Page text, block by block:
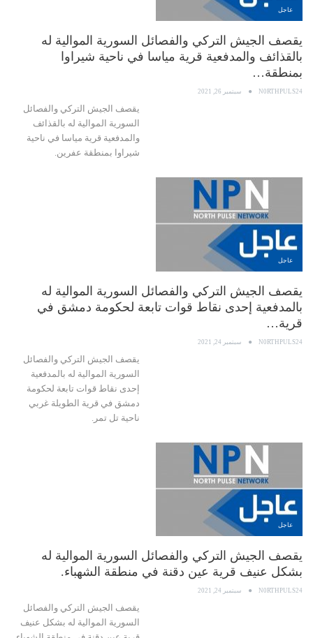
عاجل
يقصف الجيش التركي والفصائل السورية الموالية له
بالقذائف والمدفعية قرية مياسا في ناحية شيراوا
بمنطقة…
N0RTHPULS24 سبتمبر 26, 2021
يقصف الجيش التركي والفصائل
السورية الموالية له بالقذائف
والمدفعية قرية مياسا في ناحية
شيراوا بمنطقة عفرين.
عاجل
يقصف الجيش التركي والفصائل السورية الموالية له
بالمدفعية إحدى نقاط قوات تابعة لحكومة دمشق في
قرية…
N0RTHPULS24 سبتمبر 24, 2021
يقصف الجيش التركي والفصائل
السورية الموالية له بالمدفعية
إحدى نقاط قوات تابعة لحكومة
دمشق في قرية الطويلة غربي
ناحية تل تمر.
عاجل
يقصف الجيش التركي والفصائل السورية الموالية له
بشكل عنيف قرية عين دقنة في منطقة الشهباء.
N0RTHPULS24 سبتمبر 24, 2021
يقصف الجيش التركي والفصائل
السورية الموالية له بشكل عنيف